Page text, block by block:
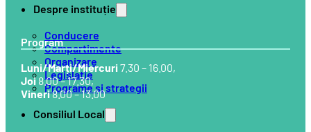
Despre instituție
Conducere
Compartimente
Organizare
Legislație
Programe și strategii
Consiliul Local
Program
Luni/Marți/Miercuri7.30 – 16.00,
Joi8.00 – 17.30,
Vineri8.00 – 13.00